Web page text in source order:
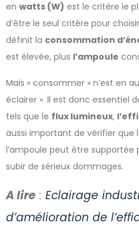
en watts (W) est le critère le
d’être le seul critère pour
définit la consommation
est élevée, plus l’ampoule
Mais « consommer » n’est en
éclairer ». Il est donc essentiel
tels que le flux lumineux,
aussi important de vérifier que
l’ampoule peut être supportée
subir de sérieux dommages.
A lire : Eclairage
d’amélioration de